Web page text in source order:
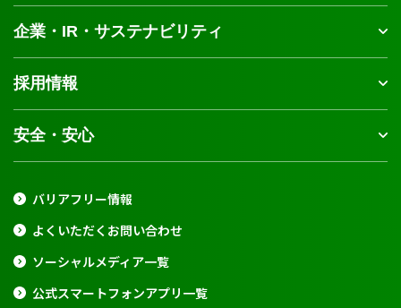
企業・IR・サステナビリティ
採用情報
安全・安心
バリアフリー情報
よくいただくお問い合わせ
ソーシャルメディア一覧
公式スマートフォンアプリ一覧